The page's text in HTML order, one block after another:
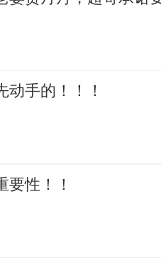
手的！！！
性！！